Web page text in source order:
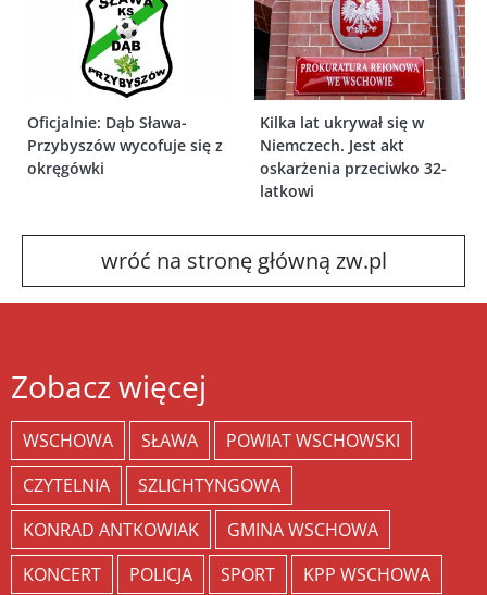
Oficjalnie: Dąb Sława-
Przybyszów wycofuje się z
okręgówki
Kilka lat ukrywał się w
Niemczech. Jest akt
oskarżenia przeciwko 32-
latkowi
wróć na stronę główną zw.pl
Zobacz więcej
WSCHOWA SŁAWA
POWIAT WSCHOWSKI
CZYTELNIA
SZLICHTYNGOWA
KONRAD ANTKOWIAK
GMINA WSCHOWA
KONCERT
POLICJA SPORT
KPP WSCHOWA